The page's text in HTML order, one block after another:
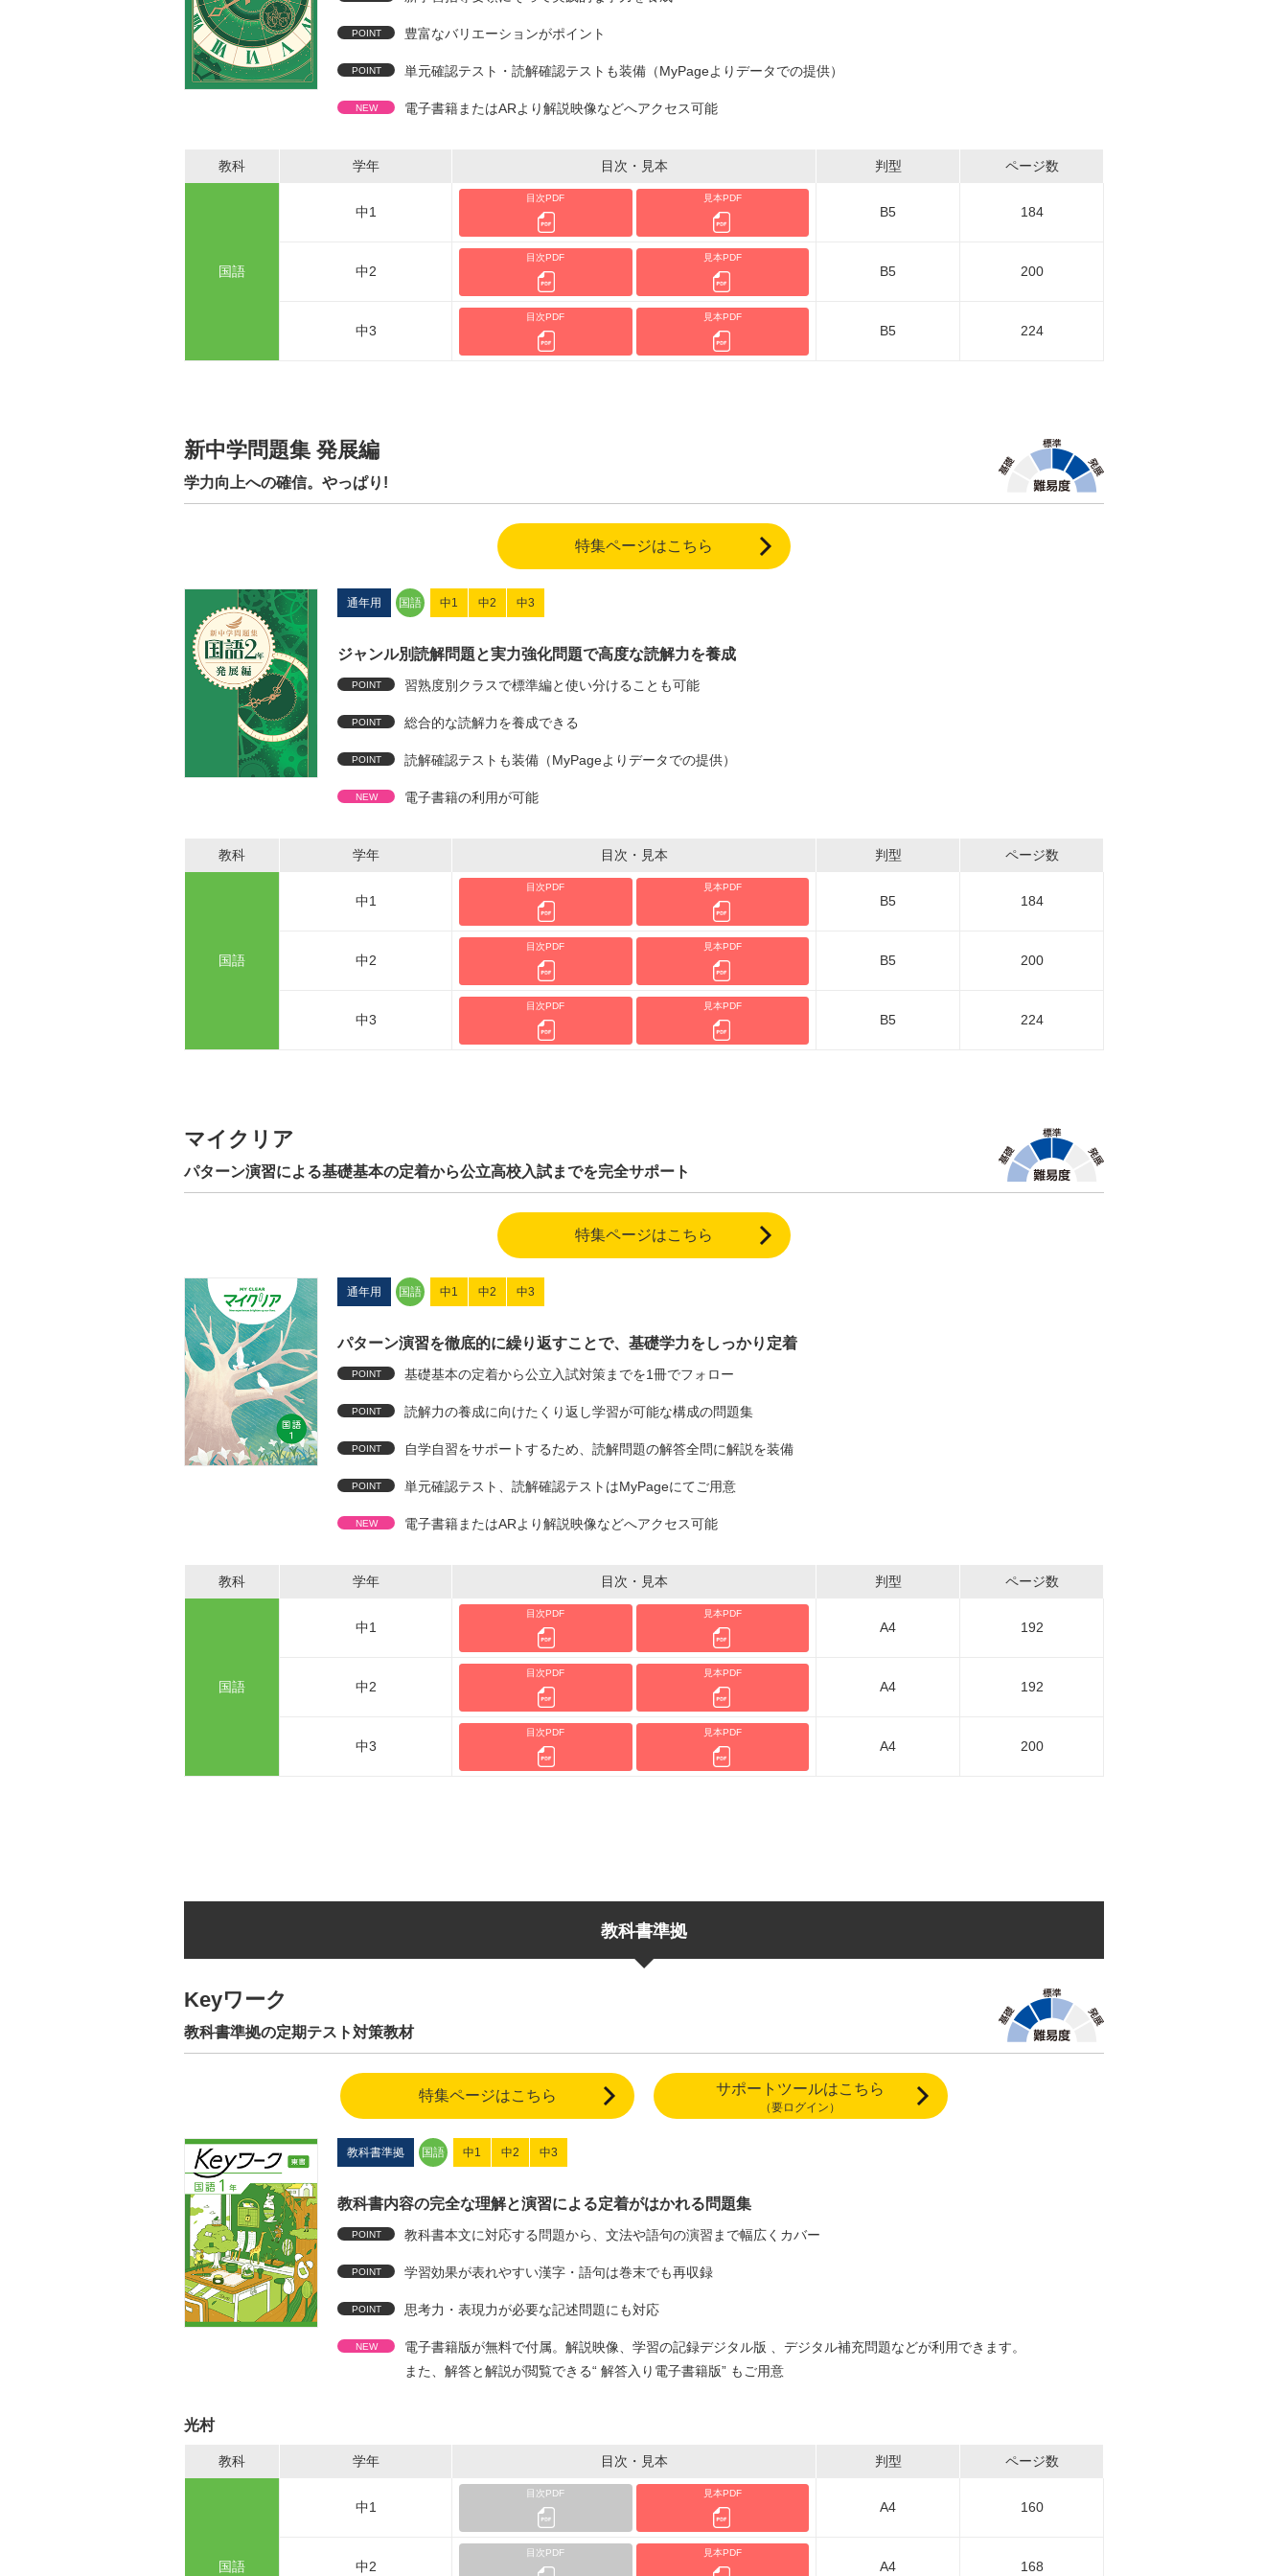
豊富なバリエーションがポイント
単元確認テスト・読解確認テストも装備（MyPageよりデータでの提供）
電子書籍またはARより解説映像などへアクセス可能
教科 学年 目次・見本 判型 ページ数
国語
中1
目次PDF 見本PDF
B5 184
中2
目次PDF 見本PDF
B5 200
中3
目次PDF 見本PDF
B5 224
新中学問題集 発展編
学力向上への確信。やっぱり!
特集ページはこちら
通年用 国語 中1 中2 中3
ジャンル別読解問題と実力強化問題で高度な読解力を養成
習熟度別クラスで標準編と使い分けることも可能
総合的な読解力を養成できる
読解確認テストも装備（MyPageよりデータでの提供）
電子書籍の利用が可能
教科 学年 目次・見本 判型 ページ数
国語
中1
目次PDF 見本PDF
B5 184
中2
目次PDF 見本PDF
B5 200
中3
目次PDF 見本PDF
B5 224
マイクリア
パターン演習による基礎基本の定着から公立高校入試までを完全サポート
特集ページはこちら
通年用 国語 中1 中2 中3
パターン演習を徹底的に繰り返すことで、基礎学力をしっかり定着
基礎基本の定着から公立入試対策までを1冊でフォロー
読解力の養成に向けたくり返し学習が可能な構成の問題集
自学自習をサポートするため、読解問題の解答全問に解説を装備
単元確認テスト、読解確認テストはMyPageにてご用意
電子書籍またはARより解説映像などへアクセス可能
教科 学年 目次・見本 判型 ページ数
国語
中1
目次PDF 見本PDF
A4 192
中2
目次PDF 見本PDF
A4 192
中3
目次PDF 見本PDF
A4 200
教科書準拠
Keyワーク
教科書準拠の定期テスト対策教材
特集ページはこちら サポートツールはこちら
（要ログイン）
教科書準拠 国語 中1 中2 中3
教科書内容の完全な理解と演習による定着がはかれる問題集
教科書本文に対応する問題から、文法や語句の演習まで幅広くカバー
学習効果が表れやすい漢字・語句は巻末でも再収録
思考力・表現力が必要な記述問題にも対応
電子書籍版が無料で付属。解説映像、学習の記録デジタル版 、デジタル補充問題などが利用できます。
また、解答と解説が閲覧できる“ 解答入り電子書籍版” もご用意
光村
教科 学年 目次・見本 判型 ページ数
国語
中1
目次PDF 見本PDF
A4 160
中2
目次PDF 見本PDF
A4 168